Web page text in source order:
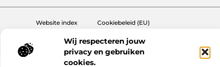
Wij respecteren jouw
privacy en gebruiken
cookies.
Website index
Cookiebeleid (EU)
@2025 www.nextmagazine.nl. All Right Reserved.